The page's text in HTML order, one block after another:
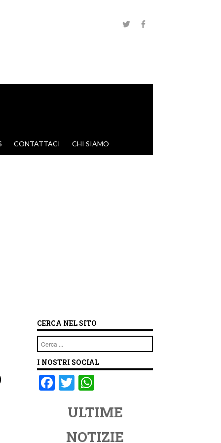
CONTATTACI CHI SIAMO
CERCA NEL SITO
Cerca
I NOSTRI SOCIAL
F T
tt
er
at
s
ULTIME
NOTIZIE